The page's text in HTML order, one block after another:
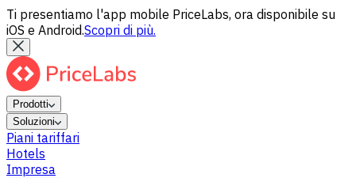
Ti presentiamo l'app mobile PriceLabs, ora disponibile su
iOS e Android.Scopri di più.
Prodotti
Soluzioni
Piani tariffari
Hotels
Impresa